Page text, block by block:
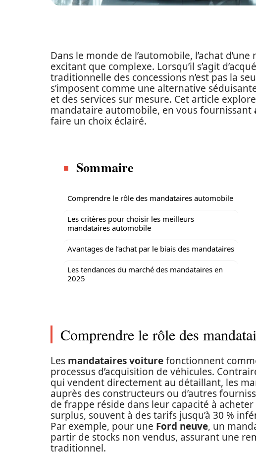
Dans le monde de l’automobile, l’achat
excitant que complexe. Lorsqu’il s’agit
traditionnelle des concessions n’est pas la
s’imposent comme une alternative
et des services sur mesure. Cet article
mandataire automobile, en vous fournissant
faire un choix éclairé.
Sommaire
Comprendre le rôle des mandataires automobile
Les critères pour choisir les meilleurs
mandataires automobile
Avantages de l’achat par le biais des mandataires
Les tendances du marché des mandataires en
2025
Comprendre le rôle des
Les mandataires voiturefonctionnent
processus d’acquisition de véhicules.
qui vendent directement au détaillant, les
auprès des constructeurs ou d’autres
de frappe réside dans leur capacité à
surplus, souvent à des tarifs jusqu’à 30 %
Par exemple, pour une Ford neuve, un
partir de stocks non vendus, assurant une
traditionnel.